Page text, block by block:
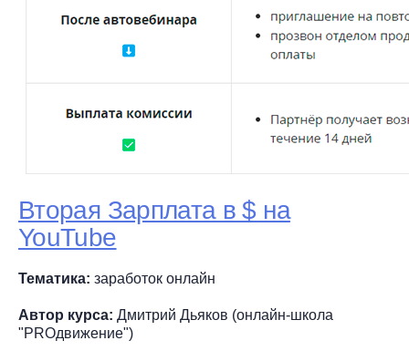
Вторая Зарплата в $ на
YouTube
Тематика: заработок онлайн
Автор курса: Дмитрий Дьяков (онлайн-школа
"PROдвижение")